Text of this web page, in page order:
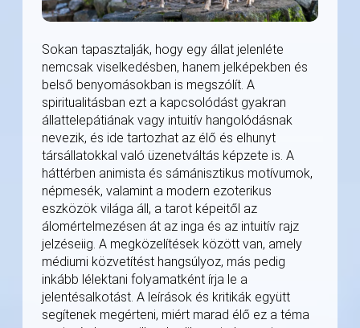
Sokan tapasztalják, hogy egy állat jelenléte
nemcsak viselkedésben, hanem jelképekben és
belső benyomásokban is megszólít. A
spiritualitásban ezt a kapcsolódást gyakran
állattelepátiának vagy intuitív hangolódásnak
nevezik, és ide tartozhat az élő és elhunyt
társállatokkal való üzenetváltás képzete is. A
háttérben animista és sámánisztikus motívumok,
népmesék, valamint a modern ezoterikus
eszközök világa áll, a tarot képeitől az
álomértelmezésen át az inga és az intuitív rajz
jelzéseiig. A megközelítések között van, amely
médiumi közvetítést hangsúlyoz, más pedig
inkább lélektani folyamatként írja le a
jelentésalkotást. A leírások és kritikák együtt
segítenek megérteni, miért marad élő ez a téma